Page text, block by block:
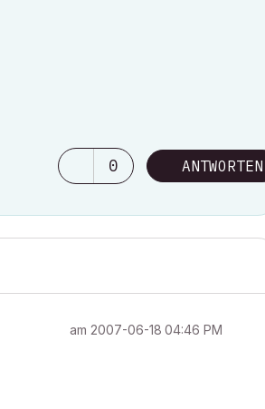
0 ANTWORTEN
am ‎2007-06-18 04:46 PM